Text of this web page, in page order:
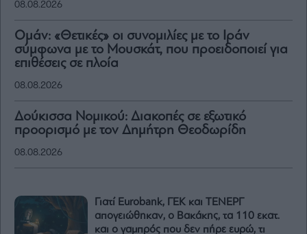
08.08.2026
Ομάν: «Θετικές» οι συνομιλίες με το Ιράν
σύμφωνα με το Μουσκάτ, που προειδοποιεί για
επιθέσεις σε πλοία
08.08.2026
Δούκισσα Νομικού: Διακοπές σε εξωτικό
προορισμό με τον Δημήτρη Θεοδωρίδη
08.08.2026
Γιατί Eurobank, ΓΕΚ και ΤΕΝΕΡΓ
απογειώθηκαν, ο Βακάκης, τα 110 εκατ.
και ο γαμπρός που δεν πήρε ευρώ, τι